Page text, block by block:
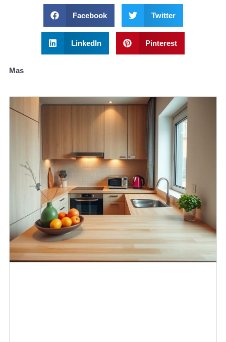
Facebook Twitter
LinkedIn Pinterest
Mas